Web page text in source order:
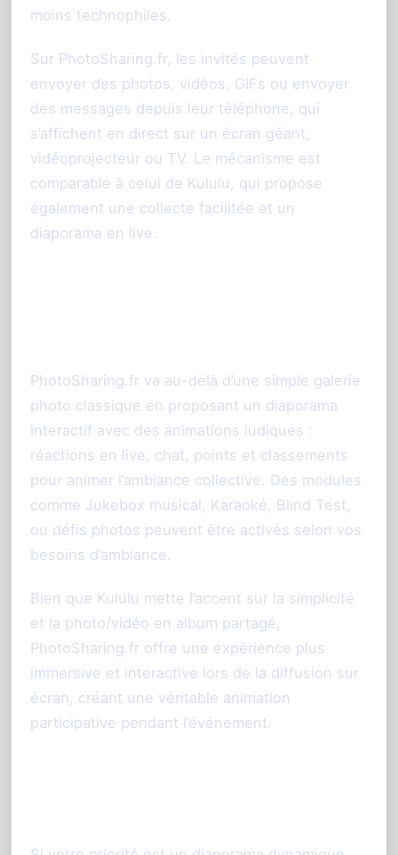
moins technophiles.
Sur PhotoSharing.fr, les invités peuvent
envoyer des photos, vidéos, GIFs ou envoyer
des messages depuis leur téléphone, qui
s’affichent en direct sur un écran géant,
vidéoprojecteur ou TV. Le mécanisme est
comparable à celui de Kululu, qui propose
également une collecte facilitée et un
diaporama en live.
PhotoSharing.fr va au-delà d’une simple galerie
photo classique en proposant un diaporama
interactif avec des animations ludiques :
réactions en live, chat, points et classements
pour animer l’ambiance collective. Des modules
comme Jukebox musical, Karaoké, Blind Test,
ou défis photos peuvent être activés selon vos
besoins d’ambiance.
Bien que Kululu mette l’accent sur la simplicité
et la photo/vidéo en album partagé,
PhotoSharing.fr offre une expérience plus
immersive et interactive lors de la diffusion sur
écran, créant une véritable animation
participative pendant l’événement.